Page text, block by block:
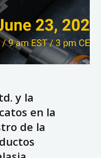
y la
en la
de la